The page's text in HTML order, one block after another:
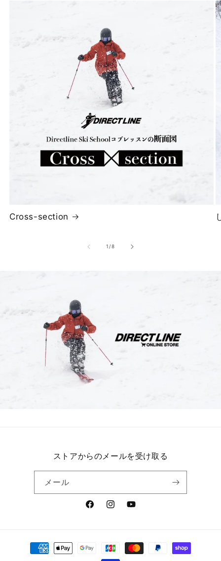
Cross-section
1 /の
8
ストアからのメールを受け取る
メール
FacebookInstagramYouTube